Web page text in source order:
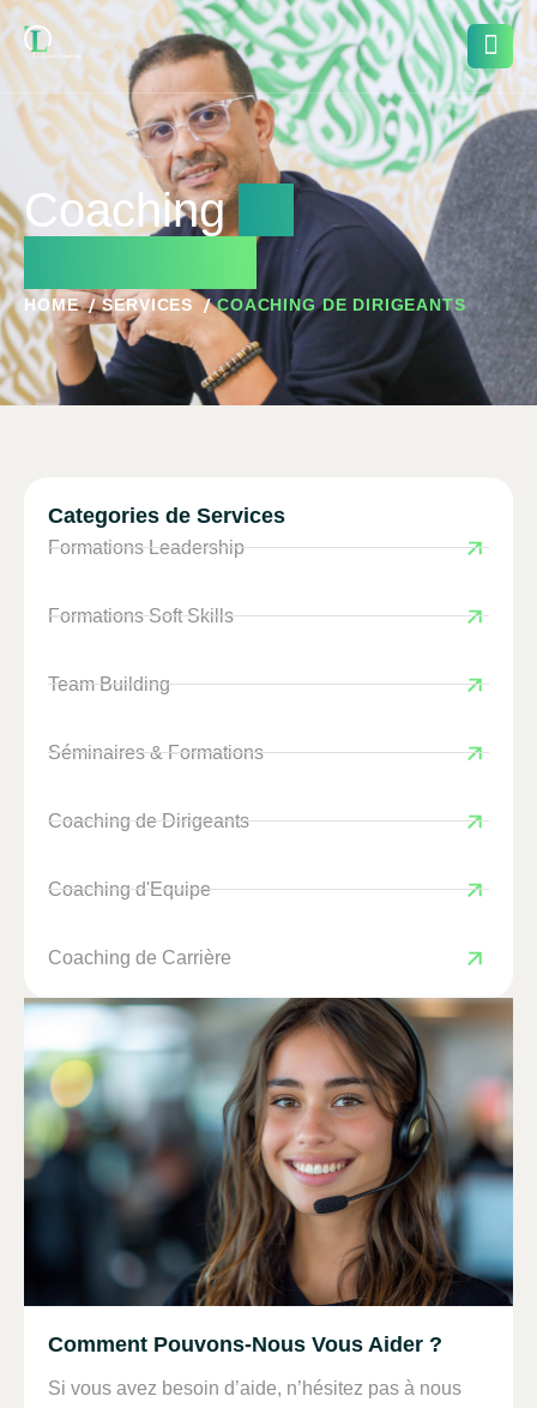
Coaching
HOME SERVICES COACHING DE DIRIGEANTS
Categories de Services
Formations Leadership
Formations Soft Skills
Team Building
Séminaires & Formations
Coaching de Dirigeants
Coaching d'Equipe
Coaching de Carrière
Comment Pouvons-Nous Vous Aider ?
Si vous avez besoin d’aide, n’hésitez pas à nous